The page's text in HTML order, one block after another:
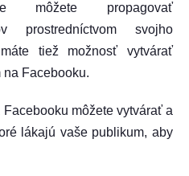
môžete propagovať
prostredníctvom svojho
tiež možnosť vytvárať
Facebooku.
môžete vytvárať a
lákajú vaše publikum, aby